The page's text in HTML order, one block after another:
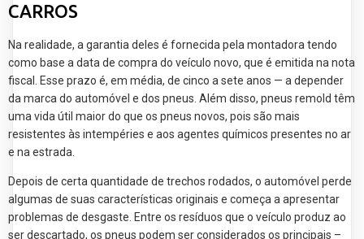
CARROS
Na realidade, a garantia deles é fornecida pela montadora tendo
como base a data de compra do veículo novo, que é emitida na nota
fiscal. Esse prazo é, em média, de cinco a sete anos — a depender
da marca do automóvel e dos pneus. Além disso, pneus remold têm
uma vida útil maior do que os pneus novos, pois são mais
resistentes às intempéries e aos agentes químicos presentes no ar
e na estrada.
Depois de certa quantidade de trechos rodados, o automóvel perde
algumas de suas características originais e começa a apresentar
problemas de desgaste. Entre os resíduos que o veículo produz ao
ser descartado, os pneus podem ser considerados os principais –